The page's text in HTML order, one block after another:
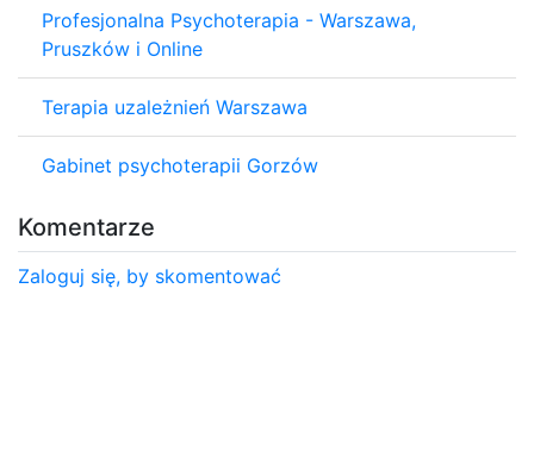
Profesjonalna Psychoterapia - Warszawa,
Pruszków i Online
Terapia uzależnień Warszawa
Gabinet psychoterapii Gorzów
Komentarze
Zaloguj się, by skomentować